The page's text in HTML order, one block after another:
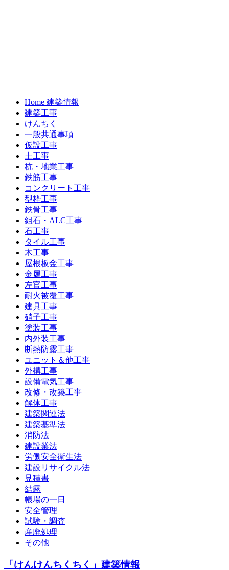
Home 建築情報
建築工事
けんちく
一般共通事項
仮設工事
土工事
杭・地業工事
鉄筋工事
コンクリート工事
型枠工事
鉄骨工事
組石・ALC工事
石工事
タイル工事
木工事
屋根板金工事
金属工事
左官工事
耐火被覆工事
建具工事
硝子工事
塗装工事
内外装工事
断熱防露工事
ユニット＆他工事
外構工事
設備電気工事
改修・改築工事
解体工事
建築関連法
建築基準法
消防法
建設業法
労働安全衛生法
建設リサイクル法
見積書
結露
帳場の一日
安全管理
試験・調査
産廃処理
その他
「けんけんちくちく」建築情報